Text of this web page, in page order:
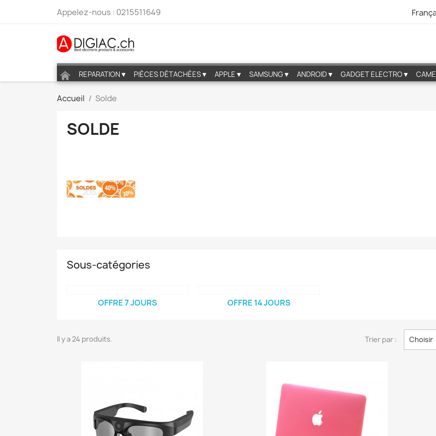
Appelez-nous : 0215511649
REPARATION▼ PIÈCES DÉTACHÉES▼ APPLE▼ SAMSUNG▼ ANDROID▼ GADGET ELECTRO▼
Accueil Solde
SOLDE
Sous-catégories
OFFRE 7 JOURS OFFRE 14 JOURS
Il y a 24 produits. Trier par : Choisir